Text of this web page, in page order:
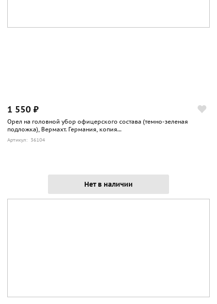
1 550 ₽
Орел на головной убор офицерского состава (темно-зеленая
подложка), Вермахт. Германия, копия...
Артикул: 36104
Нет в наличии